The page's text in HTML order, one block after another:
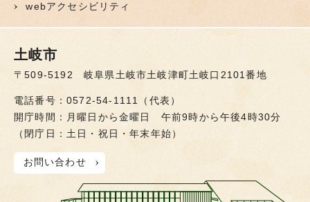
webアクセシビリティ
土岐市
〒509-5192 岐阜県土岐市土岐津町土岐口2101番地
電話番号：0572-54-1111（代表）
開庁時間：月曜日から金曜日 午前9時から午後4時30分
（閉庁日：土日・祝日・年末年始）
お問い合わせ